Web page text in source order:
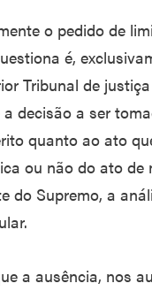
o pedido de
é,
Tribunal de
decisão a ser
quanto ao ato
ou não do ato de
do Supremo, a
a ausência, nos